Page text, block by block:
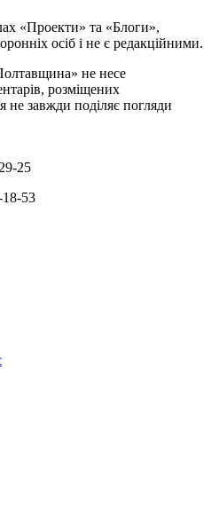
«Проекти» та «Блоги»,
осіб і не є редакційними.
не несе
розміщених
не завжди поділяє погляди
25
53